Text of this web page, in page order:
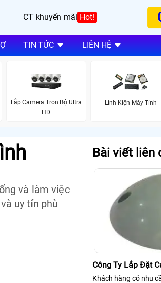
CT khuyến mãi Hot!
TIN TỨC LIÊN HỆ
Lắp Camera Trọn Bộ Ultra
HD
Linh Kiện Máy Tính
và làm việc
uy tín phù
Bài viết liên
Công Ty Lắp Đặt
Khách hàng có nhu